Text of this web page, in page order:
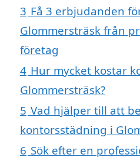
3 Få 3 erbjudanden
Glommersträsk från
företag
4 Hur mycket kostar
Glommersträsk?
5 Vad hjälper till att
kontorsstädning i
6 Sök efter en